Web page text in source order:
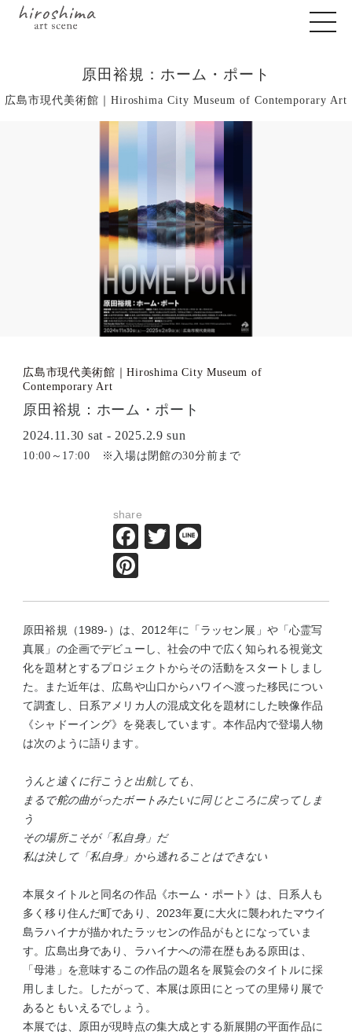
原田裕規：ホーム・ポート
広島市現代美術館｜Hiroshima City Museum of Contemporary Art
広島市現代美術館｜Hiroshima City Museum of
Contemporary Art
原田裕規：ホーム・ポート
2024.11.30 sat - 2025.2.9 sun
10:00～17:00 ※入場は閉館の30分前まで
share
Facebook
Twitter
原田裕規（1989-）は、2012年に「ラッセン展」や「心霊写
真展」の企画でデビューし、社会の中で広く知られる視覚文
化を題材とするプロジェクトからその活動をスタートしまし
た。また近年は、広島や山口からハワイへ渡った移民につい
て調査し、日系アメリカ人の混成文化を題材にした映像作品
《シャドーイング》を発表しています。本作品内で登場人物
は次のように語ります。
うんと遠くに行こうと出航しても、
まるで舵の曲がったボートみたいに同じところに戻ってしま
う
その場所こそが「私自身」だ
私は決して「私自身」から逃れることはできない
本展タイトルと同名の作品《ホーム・ポート》は、日系人も
多く移り住んだ町であり、2023年夏に大火に襲われたマウイ
島ラハイナが描かれたラッセンの作品がもとになっていま
す。広島出身であり、ラハイナへの滞在歴もある原田は、
「母港」を意味するこの作品の題名を展覧会のタイトルに採
用しました。したがって、本展は原田にとっての里帰り展で
あるともいえるでしょう。
本展では、原田が現時点の集大成とする新展開の平面作品に